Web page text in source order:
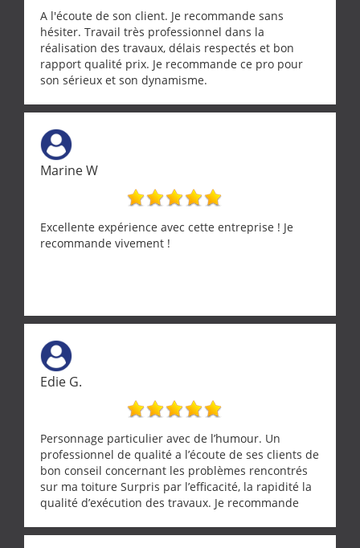
A l'écoute de son client. Je recommande sans
hésiter. Travail très professionnel dans la
réalisation des travaux, délais respectés et bon
rapport qualité prix. Je recommande ce pro pour
son sérieux et son dynamisme.
Marine W
Excellente expérience avec cette entreprise ! Je
recommande vivement !
Edie G.
Personnage particulier avec de l’humour. Un
professionnel de qualité a l’écoute de ses clients de
bon conseil concernant les problèmes rencontrés
sur ma toiture Surpris par l’efficacité, la rapidité la
qualité d’exécution des travaux. Je recommande